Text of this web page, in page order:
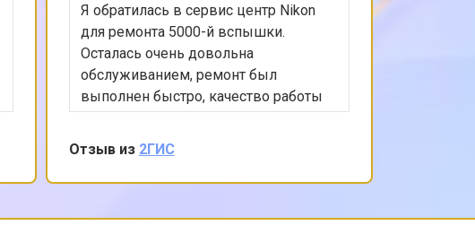
Я обратилась в сервис центр Nikon
для ремонта 5000-й вспышки.
Осталась очень довольна
обслуживанием, ремонт был
выполнен быстро, качество работы
вежлив, оператор адекватная,
согласовывали окончание ремонта
уже с мастером Алексеем по
Отзыв из 2ГИС